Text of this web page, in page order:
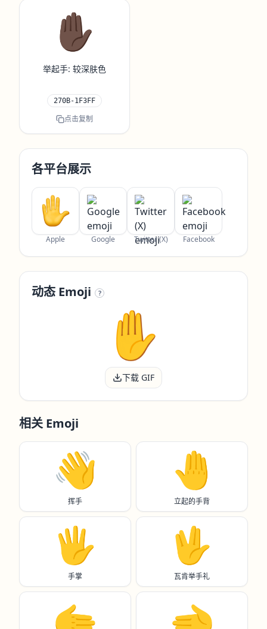
✋🏿
举起手: 较深肤色
270B-1F3FF
点击复制
各平台展示
Apple Google Twitter (X) Facebook
动态 Emoji ?
下载 GIF
相关 Emoji
👋
挥手
🤚
立起的手背
🖐️
手掌
🖖
瓦肯举手礼
🫱 🫲